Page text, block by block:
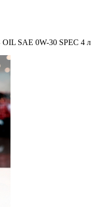
SAE 0W-30 SPEC 4 л